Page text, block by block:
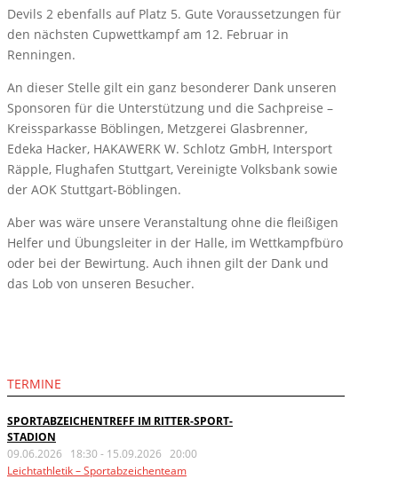
Devils 2 ebenfalls auf Platz 5. Gute Voraussetzungen für
den nächsten Cupwettkampf am 12. Februar in
Renningen.
An dieser Stelle gilt ein ganz besonderer Dank unseren
Sponsoren für die Unterstützung und die Sachpreise –
Kreissparkasse Böblingen, Metzgerei Glasbrenner,
Edeka Hacker, HAKAWERK W. Schlotz GmbH, Intersport
Räpple, Flughafen Stuttgart, Vereinigte Volksbank sowie
der AOK Stuttgart-Böblingen.
Aber was wäre unsere Veranstaltung ohne die fleißigen
Helfer und Übungsleiter in der Halle, im Wettkampfbüro
oder bei der Bewirtung. Auch ihnen gilt der Dank und
das Lob von unseren Besucher.
TERMINE
SPORTABZEICHENTREFF IM RITTER-SPORT-
STADION
09.06.2026 18:30 - 15.09.2026 20:00
Leichtathletik – Sportabzeichenteam